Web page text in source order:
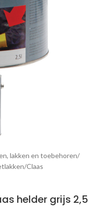
lakken en toebehoren/
/Claas
helder grijs 2,5